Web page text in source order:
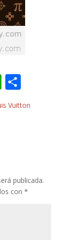
W
h
at
p
m
r
Vuitton
publicada.
con *